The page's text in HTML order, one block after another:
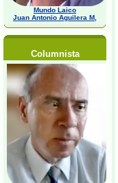
Mundo Laico
Juan Antonio Aguilera M,
Columnista